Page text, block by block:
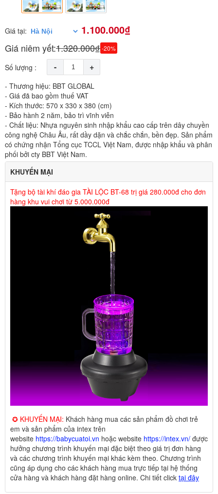
Giá tại: 1.100.000₫
Giá niêm yết:1.320.000₫-20%
Số lượng : - +
- Thương hiệu: BBT GLOBAL
- Giá đã bao gồm thuế VAT
- Kích thước: 570 x 330 x 380 (cm)
- Bảo hành 2 năm, bảo trì vĩnh viễn
- Chất liệu: Nhựa nguyên sinh nhập khẩu cao cấp trên dây chuyền
công nghệ Châu Âu, rất dầy dặn và chắc chắn, bền đẹp. Sản phẩm
có chứng nhận Tổng cục TCCL Việt Nam, được nhập khẩu và phân
phối bởi cty BBT Việt Nam.
KHUYẾN MẠI
Tặng bộ tài khí đáo gia TÀI LỘC BT-68 trị giá 280.000đ cho đơn
hàng khu vui chơi từ 5.000.000đ
✪ KHUYẾN MẠI: Khách hàng mua các sản phẩm đồ chơi trẻ
em và sản phẩm của intex trên
website https://babycuatoi.vn hoặc website https://intex.vn/ được
hưởng chương trình khuyến mại đặc biệt theo giá trị đơn hàng
và các chương trình khuyến mại khác kèm theo. Chương trình
cũng áp dụng cho các khách hàng mua trực tiếp tại hệ thống
cửa hàng và khách hàng đặt hàng online. Chi tiết click tại đây